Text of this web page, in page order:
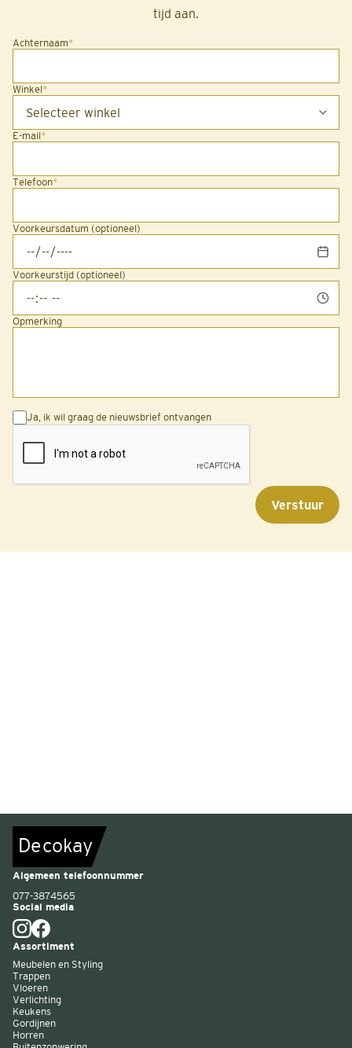
tijd aan.
Achternaam*
Winkel*
E-mail*
Telefoon*
Voorkeursdatum (optioneel)
Voorkeurstijd (optioneel)
Opmerking
Ja, ik wil graag de nieuwsbrief ontvangen
Decokay
Algemeen telefoonnummer
077-3874565
Social media
Assortiment
Meubelen en Styling
Trappen
Vloeren
Verlichting
Keukens
Gordijnen
Horren